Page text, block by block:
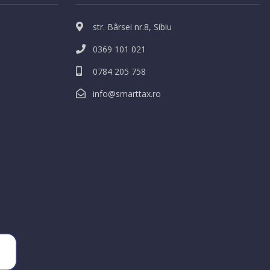
str. Bârsei nr.8, Sibiu
0369 101 021
0784 205 758
info@smarttax.ro